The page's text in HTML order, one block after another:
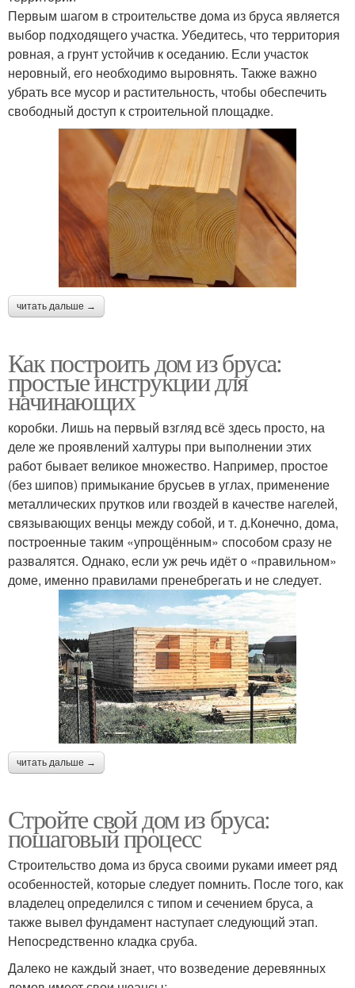
Первым шагом в строительстве дома из бруса является
выбор подходящего участка. Убедитесь, что территория
ровная, а грунт устойчив к оседанию. Если участок
неровный, его необходимо выровнять. Также важно
убрать все мусор и растительность, чтобы обеспечить
свободный доступ к строительной площадке.
читать дальше →
Как построить дом из бруса:
простые инструкции для
начинающих
коробки. Лишь на первый взгляд всё здесь просто, на
деле же проявлений халтуры при выполнении этих
работ бывает великое множество. Например, простое
(без шипов) примыкание брусьев в углах, применение
металлических прутков или гвоздей в качестве нагелей,
связывающих венцы между собой, и т. д.Конечно, дома,
построенные таким «упрощённым» способом сразу не
развалятся. Однако, если уж речь идёт о «правильном»
доме, именно правилами пренебрегать и не следует.
читать дальше →
Стройте свой дом из бруса:
пошаговый процесс
Строительство дома из бруса своими руками имеет ряд
особенностей, которые следует помнить. После того, как
владелец определился с типом и сечением бруса, а
также вывел фундамент наступает следующий этап.
Непосредственно кладка сруба.
Далеко не каждый знает, что возведение деревянных